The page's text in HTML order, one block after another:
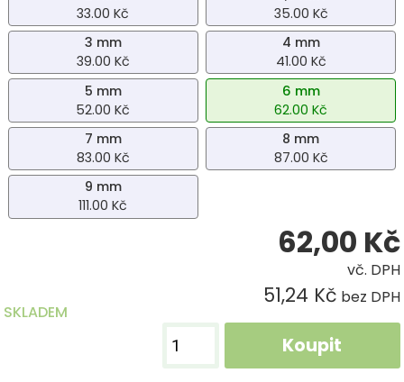
33.00 Kč
35.00 Kč
3 mm
39.00 Kč
4 mm
41.00 Kč
5 mm
52.00 Kč
6 mm
62.00 Kč
7 mm
83.00 Kč
8 mm
87.00 Kč
9 mm
111.00 Kč
SKLADEM
62,00 Kč
vč. DPH
51,24 Kč bez DPH
Koupit